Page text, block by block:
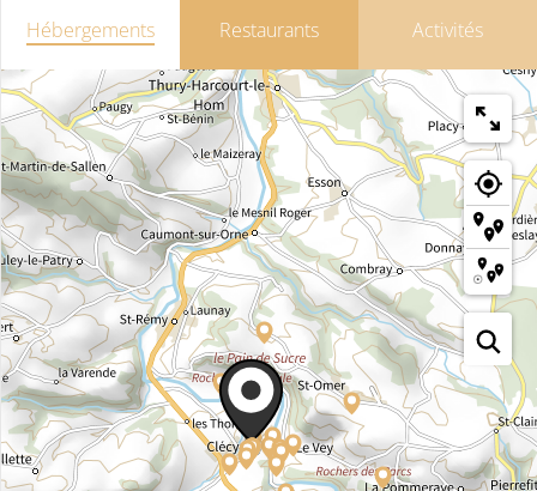
Hébergements Restaurants Activités